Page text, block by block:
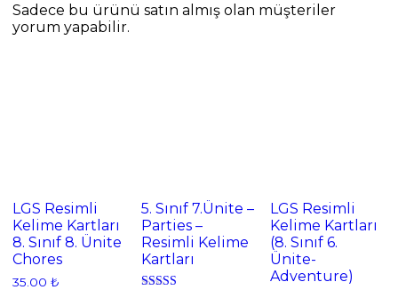
Sadece bu ürünü satın almış olan müşteriler
yorum yapabilir.
LGS Resimli
Kelime Kartları
8. Sınıf 8. Ünite
Chores
35.00₺
5. Sınıf 7.Ünite –
Parties –
Resimli Kelime
Kartları
LGS Resimli
Kelime Kartları
(8. Sınıf 6.
Ünite-
Adventure)